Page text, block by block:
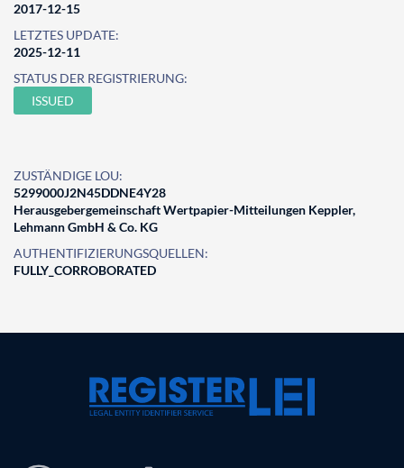
2017-12-15
LETZTES UPDATE:
2025-12-11
STATUS DER REGISTRIERUNG:
ISSUED
ZUSTÄNDIGE LOU:
5299000J2N45DDNE4Y28
Herausgebergemeinschaft Wertpapier-Mitteilungen Keppler,
Lehmann GmbH & Co. KG
AUTHENTIFIZIERUNGSQUELLEN:
FULLY_CORROBORATED